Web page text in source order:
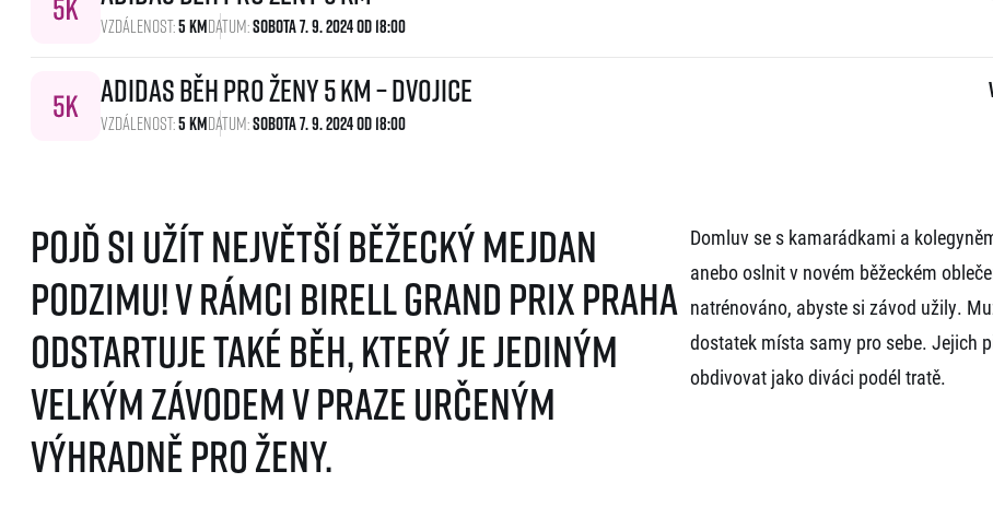
Vzdálenost:5 KmDatum:Sobota 7. 9. 2024 Od 18:00
adidas Běh pro ženy 5 km – dvojice
Vzdálenost:5 KmDatum:Sobota 7. 9. 2024 Od 18:00
Pojď si užít největší běžecký mejdan
podzimu! V rámci Birell Grand Prix Praha
odstartuje také běh, který je jediným
velkým závodem v Praze určeným
výhradně pro ženy.
Domluv se s kamarádkami a
anebo oslnit v novém běžeckém
natrénováno, abyste si závod užily.
dostatek místa samy pro sebe. Jejich
obdivovat jako diváci podél tratě.